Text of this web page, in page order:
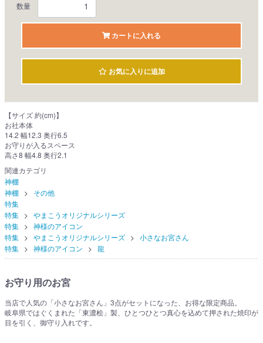
数量
カートに入れる
お気に入りに追加
【サイズ 約(cm)】
お社本体
14.2 幅12.3 奥行6.5
お守りが入るスペース
高さ8 幅4.8 奥行2.1
関連カテゴリ
神棚
神棚
その他
特集
特集
やまこうオリジナルシリーズ
特集
神様のアイコン
特集
やまこうオリジナルシリーズ
小さなお宮さん
特集
神様のアイコン 龍
お守り用のお宮
当店で人気の「小さなお宮さん」3点がセットになった、お得な限定商品。
岐阜県ではぐくまれた「東濃桧」製、ひとつひとつ真心を込めて押された焼印が
目を引く、御守り入れです。